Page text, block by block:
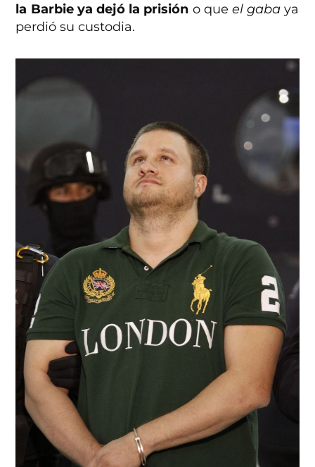
la Barbie ya dejó la prisión o queel gaba ya
perdió su custodia.